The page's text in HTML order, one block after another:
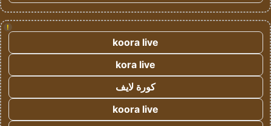
!
koora live
kora live
كورة لايف
koora live